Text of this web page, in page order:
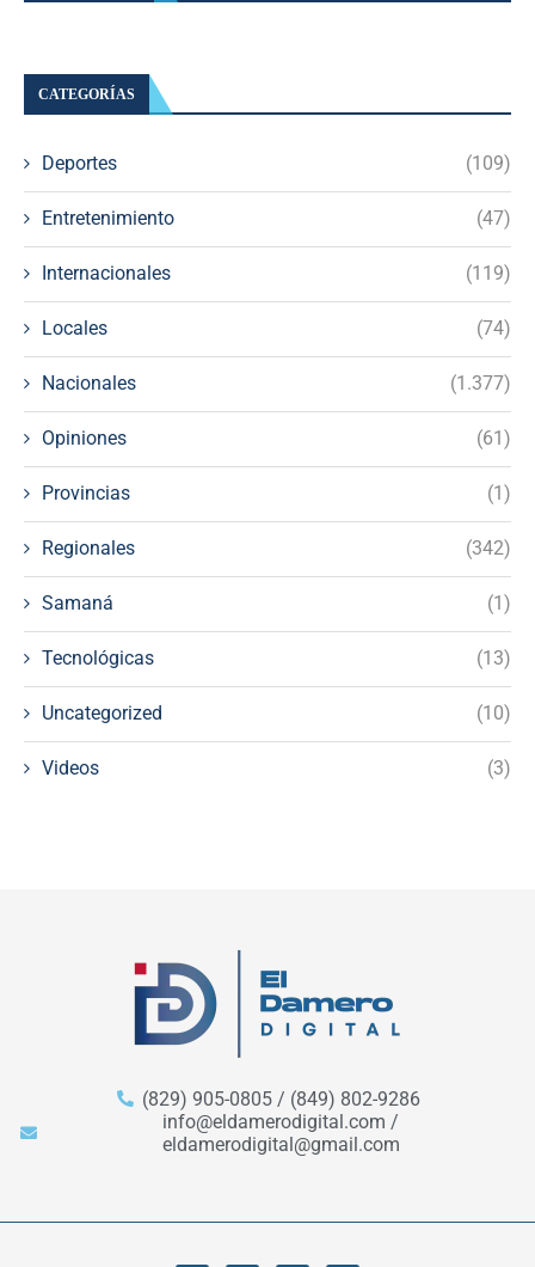
CATEGORÍAS
Deportes (109)
Entretenimiento (47)
Internacionales (119)
Locales (74)
Nacionales (1.377)
Opiniones (61)
Provincias (1)
Regionales (342)
Samaná (1)
Tecnológicas (13)
Uncategorized (10)
Videos (3)
(829) 905-0805 / (849) 802-9286
info@eldamerodigital.com /
eldamerodigital@gmail.com